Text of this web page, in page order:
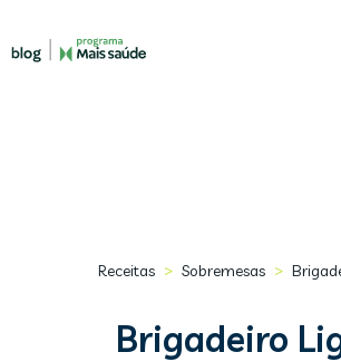
Receitas > Sobremesas >
Brigadeiro